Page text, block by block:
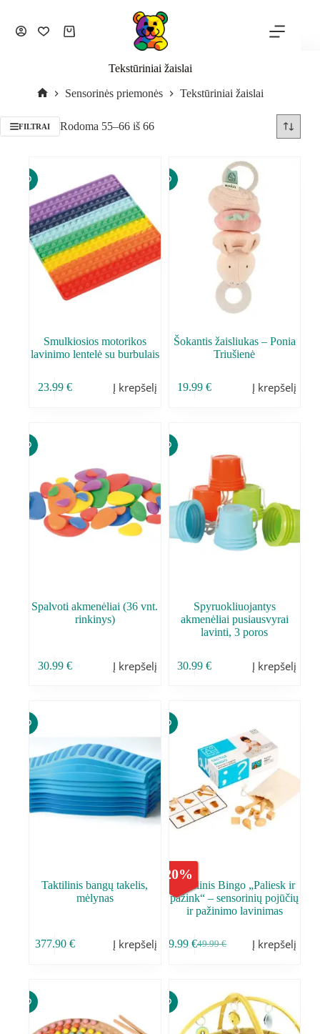
Tekstūriniai žaislai
Sensorinės priemonės Tekstūriniai žaislai
FILTRAI Rodoma 55–66 iš 66
Smulkiosios motorikos
lavinimo lentelė su burbulais
23.99 € Į krepšelį
Šokantis žaisliukas – Ponia
Triušienė
19.99€ Į krepšelį
Spalvoti akmenėliai (36 vnt.
rinkinys)
30.99 € Į krepšelį
Spyruokliuojantys
akmenėliai pusiausvyrai
lavinti, 3 poros
30.99€ Į krepšelį
Taktilinis bangų takelis,
mėlynas
377.90 € Į krepšelį
20%
Taktilinis Bingo „Paliesk ir
pažink“ – sensorinių pojūčių
ir pažinimo lavinimas
49.99€
39.99 € Į krepšelį